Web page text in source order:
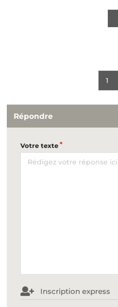
1
Répondre
Votre texte
Inscription express